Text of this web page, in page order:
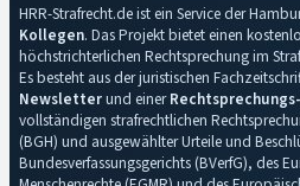
HRR-Strafrecht.de ist ein Service der
Kollegen. Das Projekt bietet einen
höchstrichterlichen Rechtsprechung im
Es besteht aus der juristischen
Newsletterund einer
vollständigen strafrechtlichen
(BGH) und ausgewählter Urteile und
Bundesverfassungsgerichts (BVerfG), des